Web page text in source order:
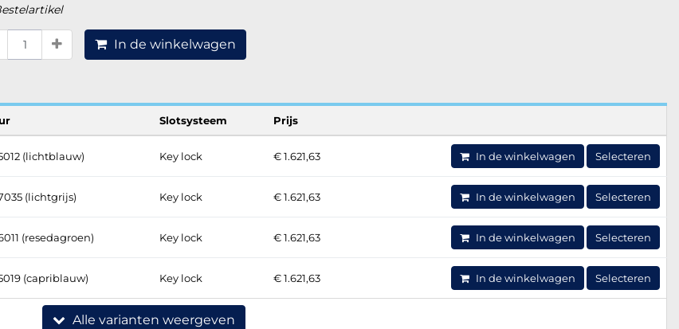
In de winkelwagen
Slotsysteem Prijs
(lichtblauw) Key lock € 1.621,63 In de winkelwagen Selecteren
(lichtgrijs) Key lock € 1.621,63 In de winkelwagen Selecteren
(resedagroen) Key lock € 1.621,63 In de winkelwagen Selecteren
(capriblauw) Key lock € 1.621,63 In de winkelwagen Selecteren
Alle varianten weergeven